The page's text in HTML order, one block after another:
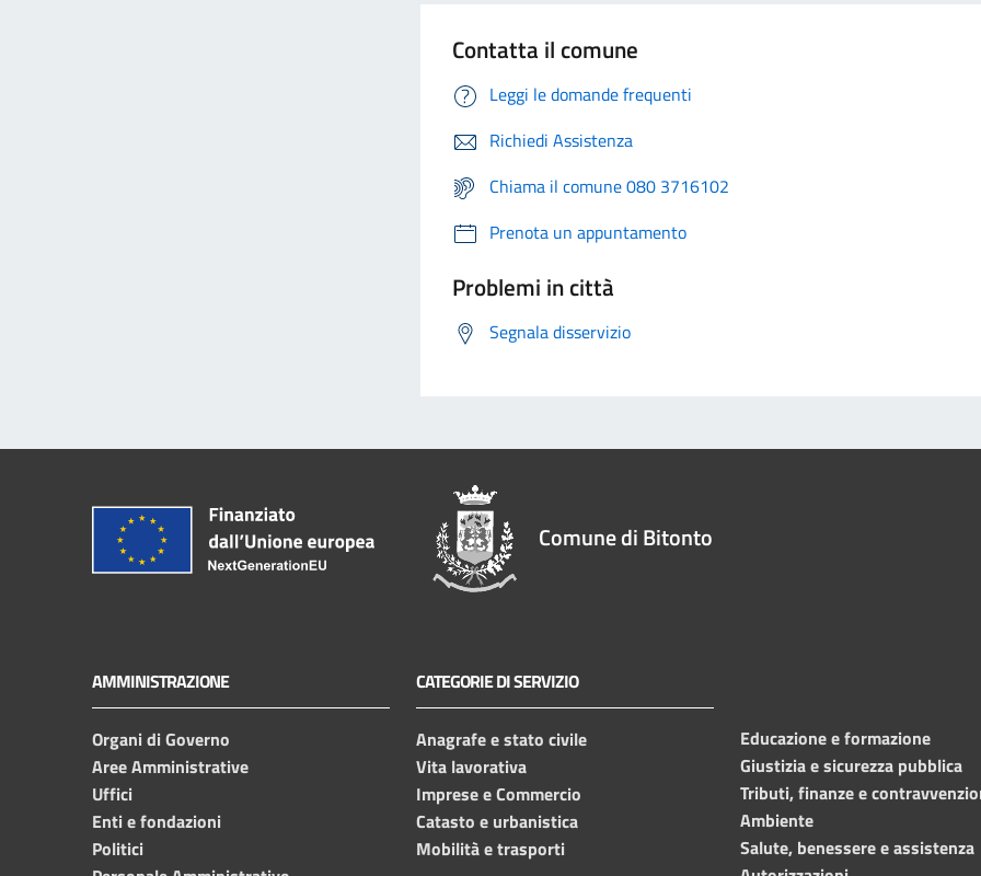
Contatta il comune
Leggi le domande frequenti
Richiedi Assistenza
Chiama il comune 080 3716102
Prenota un appuntamento
Problemi in città
Segnala disservizio
Comune di Bitonto
AMMINISTRAZIONE
Organi di Governo
Aree Amministrative
Uffici
Enti e fondazioni
Politici
CATEGORIE DI SERVIZIO
Anagrafe e stato civile
Vita lavorativa
Imprese e Commercio
Catasto e urbanistica
Mobilità e trasporti
Educazione e formazione
Giustizia e sicurezza pubblica
Tributi, finanze e
Ambiente
Salute, benessere e assistenza